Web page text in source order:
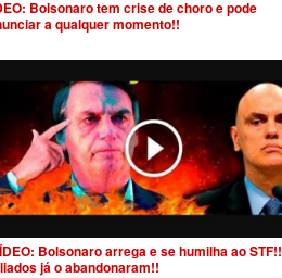
Bolsonaro tem crise de choro e pode
a qualquer momento!!
Bolsonaro arrega e se humilha ao STF!!
já o abandonaram!!